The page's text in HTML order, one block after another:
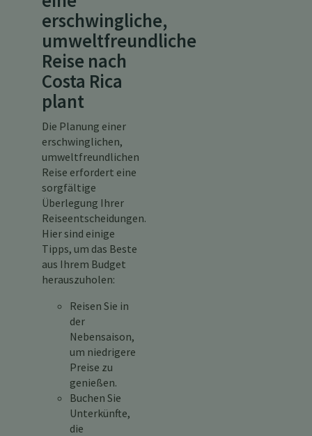
erschwingliche,
umweltfreundliche
Reise nach
Costa Rica
plant
Die Planung einer
erschwinglichen,
umweltfreundlichen
Reise erfordert eine
sorgfältige
Überlegung Ihrer
Reiseentscheidungen.
Hier sind einige
Tipps, um das Beste
aus Ihrem Budget
herauszuholen:
Reisen Sie in
der
Nebensaison,
um niedrigere
Preise zu
genießen.
Buchen Sie
Unterkünfte,
die